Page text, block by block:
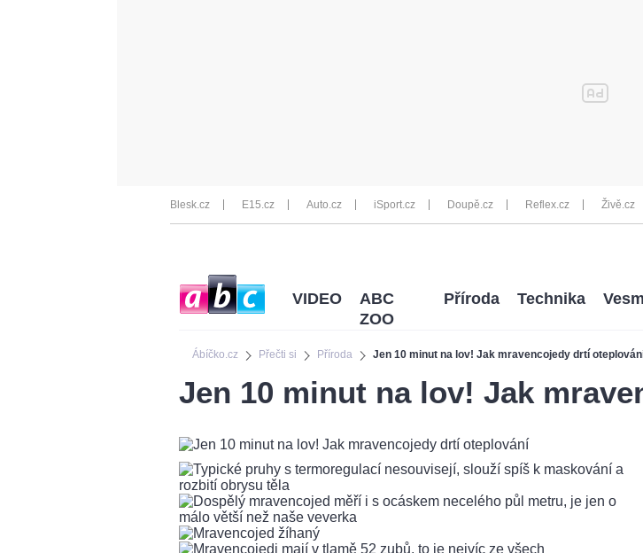
Blesk.cz E15.cz Auto.cz iSport.cz Doupě.cz Reflex.cz Živě.cz
Ábíčko.cz Přečti si Příroda Jen 10 minut na lov! Jak mravencojedy drtí
VIDEO
ABC
ZOO
Příroda Technika
Jen 10 minut na lov! Jak